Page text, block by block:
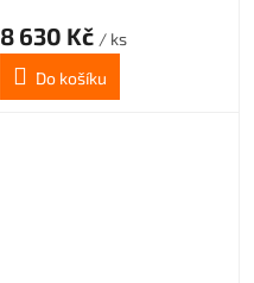
8 630 Kč / ks
Do košíku